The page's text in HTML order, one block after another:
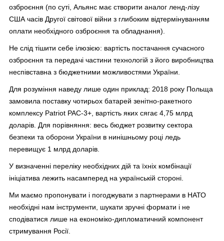
озброєння (по суті, Альянс має створити аналог ленд-лізу
США часів Другої світової війни з глибоким відтермінуванням
оплати необхідного озброєння та обладнання).
Не слід тішити себе ілюзією: вартість постачання сучасного
озброєння та передачі частини технологій з його виробництва
неспівставна з бюджетними можливостями України.
Для розуміння наведу лише один приклад: 2018 року Польща
замовила поставку чотирьох батарей зенітно-ракетного
комплексу Patriot PAC-3+, вартість яких сягає 4,75 млрд
доларів. Для порівняння: весь бюджет розвитку сектора
безпеки та оборони України в нинішньому році ледь
перевищує 1 млрд доларів.
У визначенні переліку необхідних дій та їхніх комбінації
ініціатива лежить насамперед на українській стороні.
Ми маємо пропонувати і погоджувати з партнерами в НАТО
необхідні нам інструменти, шукати зручні формати і не
сподіватися лише на економіко-дипломатичний компонент
стримування Росії.